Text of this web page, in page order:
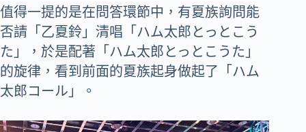
值得一提的是在問答環節中，有夏族詢問能
否請「乙夏鈴」清唱「ハム太郎とっとこう
た」，於是配著「ハム太郎とっとこうた」
的旋律，看到前面的夏族起身做起了「ハム
太郎コール」。